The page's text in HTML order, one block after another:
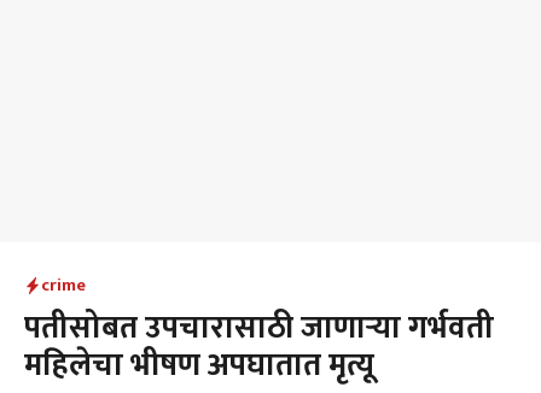
crime
पतीसोबत उपचारासाठी जाणाऱ्या गर्भवती
महिलेचा भीषण अपघातात मृत्यू